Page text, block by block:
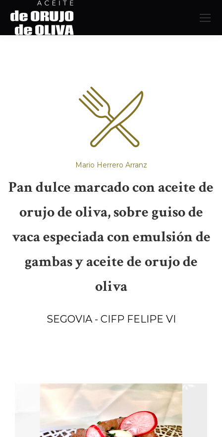
Mario Herrero Arranz
Pan dulce marcado con aceite de
orujo de oliva, sobre guiso de
vaca especiada con emulsión de
gambas y aceite de orujo de
oliva
SEGOVIA - CIFP FELIPE VI